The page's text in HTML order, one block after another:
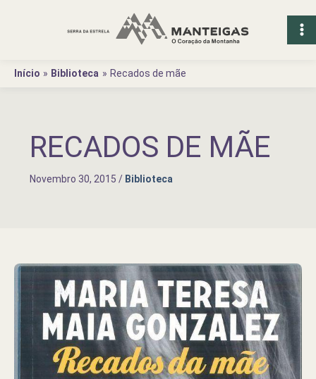
Início
Biblioteca Recados de mãe
RECADOS DE MÃE
Novembro 30, 2015 / Biblioteca